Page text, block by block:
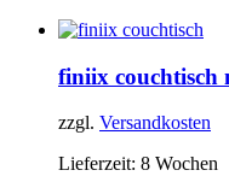
finiix couchtisch
zzgl. Versandkosten
Lieferzeit: 8 Wochen